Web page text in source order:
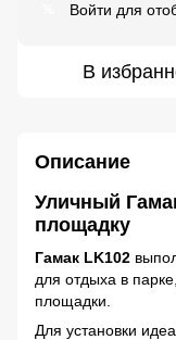
Войти для
В
Описание
Уличный
площадку
Гамак LK102
для отдыха в
площадки.
Для установки